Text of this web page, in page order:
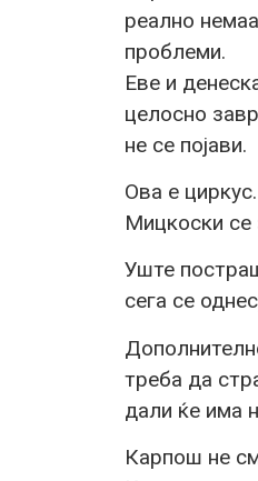
реално
проблеми.
Еве и
целосно
не се појави.
Ова е
Мицкоски се
Уште
сега се
треба да
дали ќе има
Карпош не